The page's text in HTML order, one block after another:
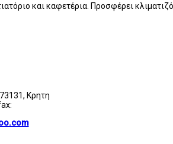
και καφετέρια. Προσφέρει
Κρητη